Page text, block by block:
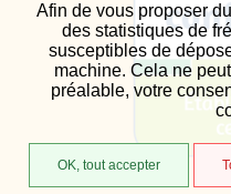
Afin de vous proposer
des statistiques de
susceptibles de
machine. Cela ne
préalable, votre
OK, tout accepter